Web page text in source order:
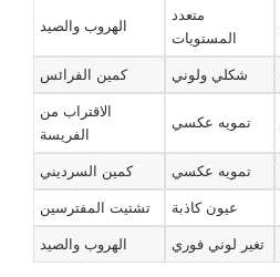
متعدد
المستويات
الهروب والصيد
شكلي ولوني كمين الفرائس
تمويه عكسي
الاقتراب من
الفريسة
تمويه عكسي كمين السرديني
عيون كاذبة تشتيت المفترسين
تغير لوني فوري الهروب والصيد